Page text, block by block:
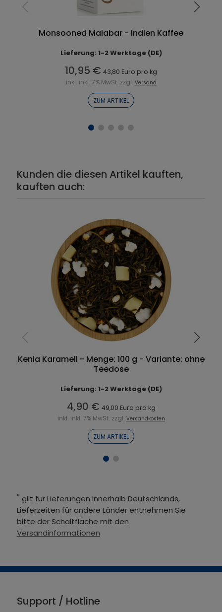
Monsooned Malabar - Indien Kaffee
Lieferung: 1-2 Werktage (DE)
10,95 € 43,80 Euro pro kg
inkl. inkl. 7% MwSt. zzgl. Versand
ZUM ARTIKEL
Kunden die diesen Artikel kauften,
kauften auch:
Kenia Karamell - Menge: 100 g - Variante: ohne
Teedose
Lieferung: 1-2 Werktage (DE)
4,90 € 49,00 Euro pro kg
inkl. inkl. 7% MwSt. zzgl. Versandkosten
ZUM ARTIKEL
* gilt für Lieferungen innerhalb Deutschlands,
Lieferzeiten für andere Länder entnehmen Sie
bitte der Schaltfläche mit den
Versandinformationen
Support / Hotline